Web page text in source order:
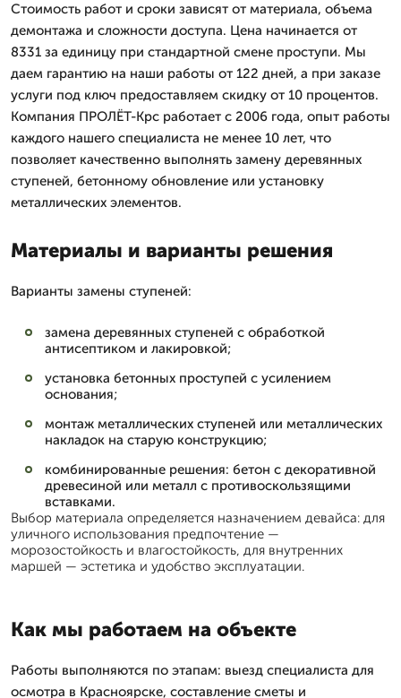
Стоимость работ и сроки зависят от материала, объема
демонтажа и сложности доступа. Цена начинается от
8331 за единицу при стандартной смене проступи. Мы
даем гарантию на наши работы от 122 дней, а при заказе
услуги под ключ предоставляем скидку от 10 процентов.
Компания ПРОЛЁТ-Крс работает с 2006 года, опыт работы
каждого нашего специалиста не менее 10 лет, что
позволяет качественно выполнять замену деревянных
ступеней, бетонному обновление или установку
металлических элементов.
Материалы и варианты решения
Варианты замены ступеней:
замена деревянных ступеней с обработкой
антисептиком и лакировкой;
установка бетонных проступей с усилением
основания;
монтаж металлических ступеней или металлических
накладок на старую конструкцию;
комбинированные решения: бетон с декоративной
древесиной или металл с противоскользящими
вставками.
Выбор материала определяется назначением девайса: для
уличного использования предпочтение —
морозостойкость и влагостойкость, для внутренних
маршей — эстетика и удобство эксплуатации.
Как мы работаем на объекте
Работы выполняются по этапам: выезд специалиста для
осмотра в Красноярске, составление сметы и